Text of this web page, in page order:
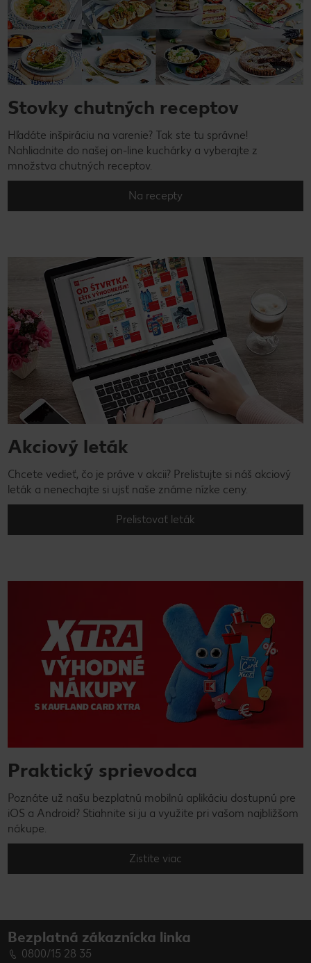
Stovky chutných receptov
Hľadáte inšpiráciu na varenie? Tak ste tu správne!
Nahliadnite do našej on-line kuchárky a vyberajte z
množstva chutných receptov.
Na recepty
Akciový leták
Chcete vedieť, čo je práve v akcii? Prelistujte si náš akciový
leták a nenechajte si ujsť naše známe nízke ceny.
Prelistovať leták
Praktický sprievodca
Poznáte už našu bezplatnú mobilnú aplikáciu dostupnú pre
iOS a Android? Stiahnite si ju a využite pri vašom najbližšom
nákupe.
Zistite viac
Bezplatná zákaznícka linka
0800/15 28 35